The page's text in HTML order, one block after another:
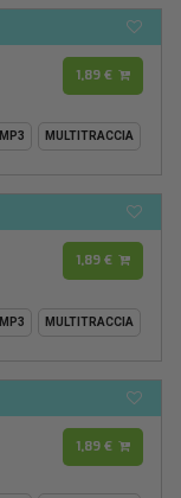
1,89 €
MP3 MULTITRACCIA
1,89 €
MP3 MULTITRACCIA
1,89 €